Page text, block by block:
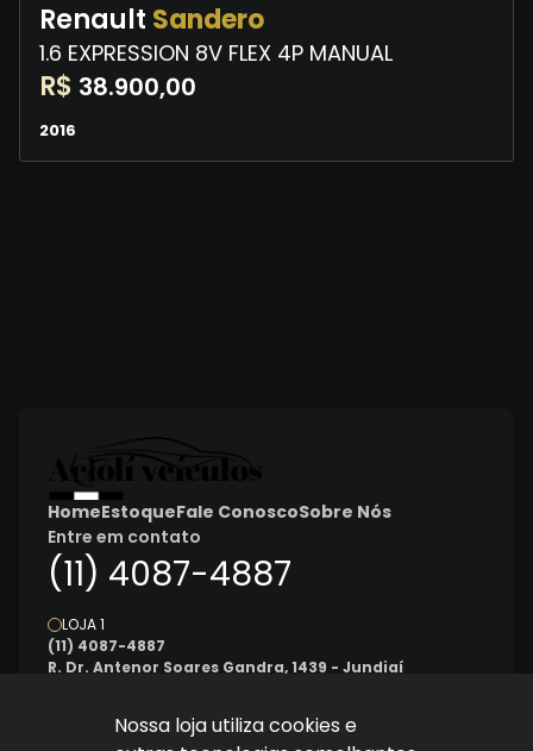
Renault Sandero
1.6 EXPRESSION 8V FLEX 4P MANUAL
R$ 38.900,00
2016
HomeEstoqueFale ConoscoSobre Nós
Entre em contato
(11) 4087-4887
LOJA 1
(11) 4087-4887
R. Dr. Antenor Soares Gandra, 1439 - Jundiaí
das 8h às 18h
Nossa loja utiliza cookies e